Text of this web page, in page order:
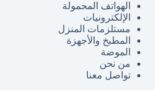
الهواتف المحمولة
الإلكترونيات
مستلزمات المنزل
المطبخ والأجهزة
الموضة
من نحن
تواصل معنا